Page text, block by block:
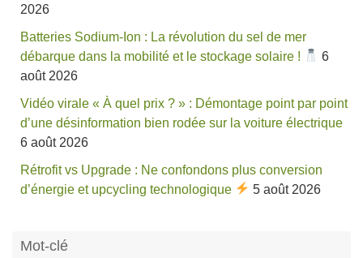
2026
Batteries Sodium-Ion : La révolution du sel de mer
débarque dans la mobilité et le stockage solaire !
6
août 2026
Vidéo virale « À quel prix ? » : Démontage point par point
d’une désinformation bien rodée sur la voiture électrique
6 août 2026
Rétrofit vs Upgrade : Ne confondons plus conversion
d’énergie et upcycling technologique
5 août 2026
Mot-clé